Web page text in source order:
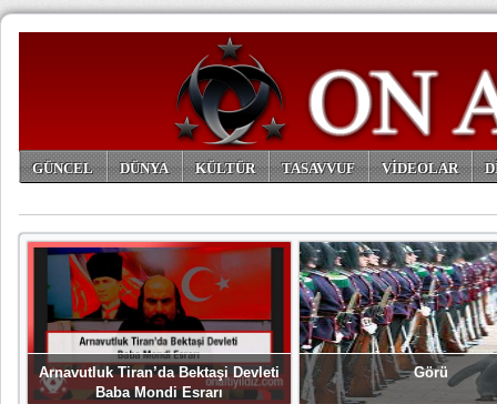
GÜNCEL DÜNYA KÜLTÜR TASAVVUF VİDEOLAR
Arnavutluk Tiran’da Bektaşi Devleti
Baba Mondi Esrarı
Görü